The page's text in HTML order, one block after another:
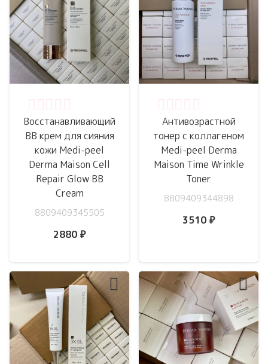
Восстанавливающий
ВВ крем для сияния
кожи Medi-peel
Derma Maison Cell
Repair Glow BB
Cream
8809409345505
2880 ₽
Антивозрастной
тонер с коллагеном
Medi-peel Derma
Maison Time Wrinkle
Toner
8809409344898
3510 ₽